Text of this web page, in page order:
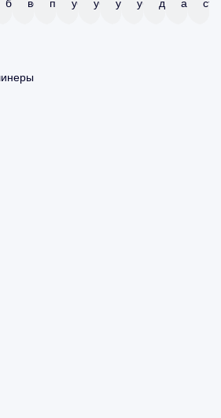
балконаверанды
паромуборкауборкауборкауборкадетскойаренды